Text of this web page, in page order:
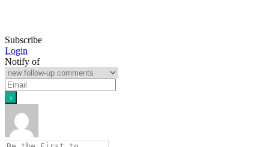
Subscribe
Login
Notify of